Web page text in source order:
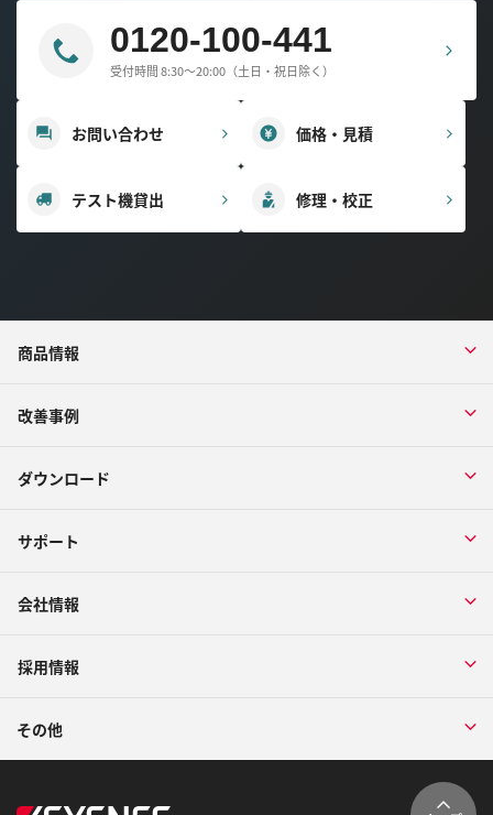
0120-100-441
受付時間 8:30～20:00（土日・祝日除く）
お問い合わせ 価格・見積
テスト機貸出 修理・校正
商品情報
改善事例
ダウンロード
サポート
会社情報
採用情報
その他